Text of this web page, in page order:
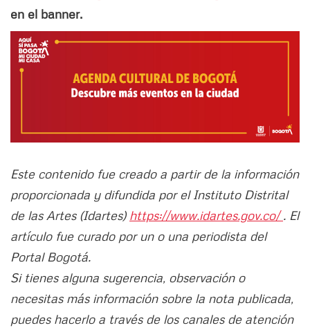
en el banner.
Este contenido fue creado a partir de la información
proporcionada y difundida por el Instituto Distrital
de las Artes (Idartes) https://www.idartes.gov.co/. El
artículo fue curado por un o una periodista del
Portal Bogotá.
Si tienes alguna sugerencia, observación o
necesitas más información sobre la nota publicada,
puedes hacerlo a través de los canales de atención